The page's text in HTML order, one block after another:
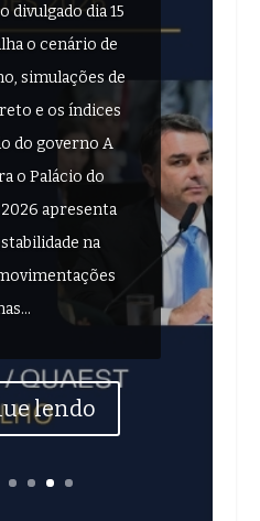
divulgado dia 15
o cenário de
simulações de
e os índices
do governo A
o Palácio do
apresenta
na
lendo